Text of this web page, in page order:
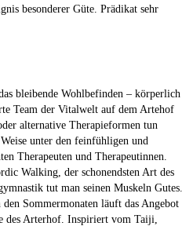
besonderer Güte. Prädikat sehr
bleibende Wohlbefinden – körperlich
Team der Vitalwelt auf dem Artehof
alternative Therapieformen tun
unter den feinfühligen und
Therapeuten und Therapeutinnen.
Walking, der schonendsten Art des
tut man seinen Muskeln Gutes.
Sommermonaten läuft das Angebot
des Arterhof. Inspiriert vom Taiji,